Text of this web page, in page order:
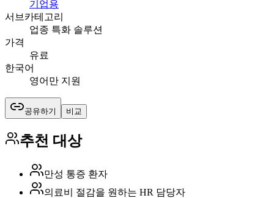
기업용
서브카테고리
업종 특화 솔루션
가격
유료
한국어
영어만 지원
공유하기 비교
추천 대상
만성 통증 환자
의료비 절감을 원하는 HR 담당자